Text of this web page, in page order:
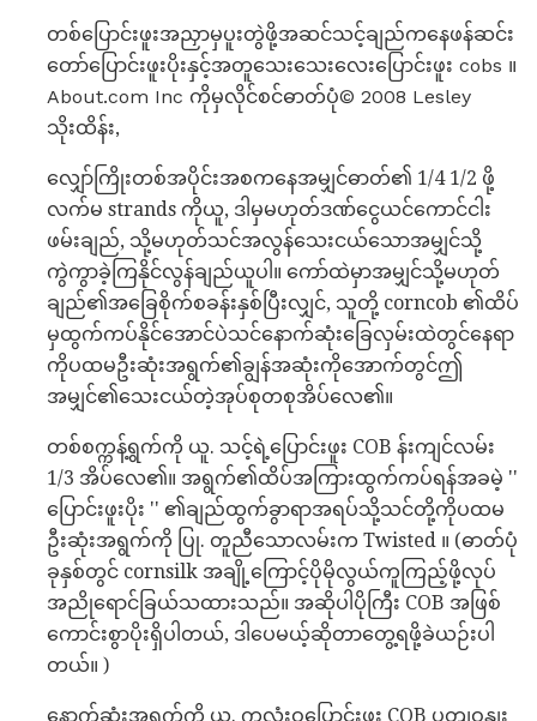
တစ်ပြောင်းဖူးအညှာမှပူးတွဲဖို့အဆင်သင့်ချည်ကနေဖန်ဆင်း
တော်ပြောင်းဖူးပိုးနှင့်အတူသေးသေးလေးပြောင်းဖူး cobs ။
About.com Inc ကိုမှလိုင်စင်ဓာတ်ပုံ© 2008 Lesley
သိုးထိန်း,
လျှော်ကြိုးတစ်အပိုင်းအစကနေအမျှင်ဓာတ်၏ 1/4 1/2 ဖို့
လက်မ strands ကိုယူ, ဒါမှမဟုတ်ဒဏ်ငွေယင်ကောင်ငါး
ဖမ်းချည်, သို့မဟုတ်သင်အလွန်သေးငယ်သောအမျှင်သို့
ကွဲကွာခဲ့ကြနိုင်လွန်ချည်ယူပါ။ ကော်ထဲမှာအမျှင်သို့မဟုတ်
ချည်၏အခြေစိုက်စခန်းနှစ်ပြီးလျှင်, သူတို့ corncob ၏ထိပ်
မှထွက်ကပ်နိုင်အောင်ပဲသင်နောက်ဆုံးခြေလှမ်းထဲတွင်နေရာ
ကိုပထမဦးဆုံးအရွက်၏ချွန်အဆုံးကိုအောက်တွင်ဤ
အမျှင်၏သေးငယ်တဲ့အုပ်စုတစုအိပ်လေ၏။
တစ်စက္ကန့်ရွက်ကို ယူ. သင့်ရဲ့ပြောင်းဖူး COB န်းကျင်လမ်း
1/3 အိပ်လေ၏။ အရွက်၏ထိပ်အကြားထွက်ကပ်ရန်အခမဲ့ ''
ပြောင်းဖူးပိုး '' ၏ချည်ထွက်ခွာရာအရပ်သို့သင်တို့ကိုပထမ
ဦးဆုံးအရွက်ကို ပြု. တူညီသောလမ်းက Twisted ။ (ဓာတ်ပုံ
ခုနှစ်တွင် cornsilk အချို့ကြောင့်ပိုမိုလွယ်ကူကြည့်ဖို့လုပ်
အညိုရောင်ခြယ်သထားသည်။ အဆိုပါပိုကြီး COB အဖြစ်
ကောင်းစွာပိုးရှိပါတယ်, ဒါပေမယ့်ဆိုတာတွေ့ရဖို့ခဲယဉ်းပါ
တယ်။ )
နောက်ဆုံးအရွက်ကို ယူ. ကလုံးဝပြောင်းဖူး COB ပတျဝနျး